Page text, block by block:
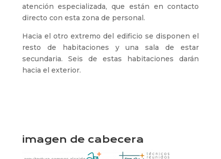
atención especializada, que están en contacto
directo con esta zona de personal.
Hacia el otro extremo del edificio se disponen el
resto de habitaciones y una sala de estar
secundaria. Seis de estas habitaciones darán
hacia el exterior.
imagen de cabecera